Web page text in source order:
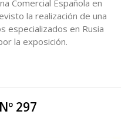
Comercial Española en
la realización de una
especializados en Rusia
la exposición.
297